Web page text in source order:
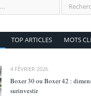
TOP ARTICLES MOTS
4 FÉVRIER 2026
Boxer 30 ou Boxer 42 :
surinvestir